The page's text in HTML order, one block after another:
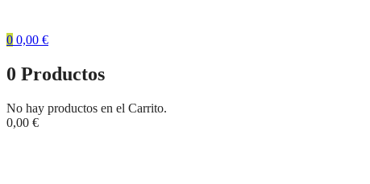
0 0,00 €
0 Productos
No hay productos en el Carrito.
0,00 €